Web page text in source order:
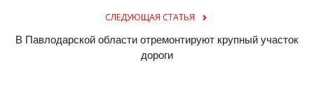
СЛЕДУЮЩАЯ СТАТЬЯ
В Павлодарской области отремонтируют крупный участок
дороги